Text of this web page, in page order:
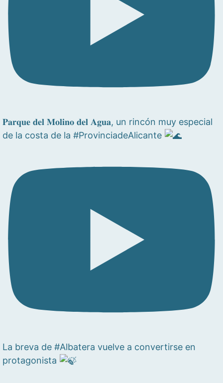
𝐏𝐚𝐫𝐪𝐮𝐞 𝐝𝐞𝐥 𝐌𝐨𝐥𝐢𝐧𝐨 𝐝𝐞𝐥 𝐀𝐠𝐮𝐚, un rincón muy especial
de la costa de la #ProvinciadeAlicante
La breva de #Albatera vuelve a convertirse en
protagonista